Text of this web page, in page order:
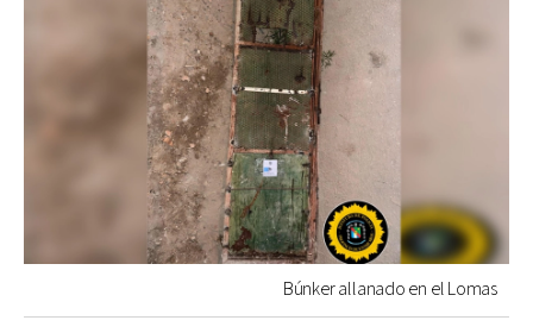
Búnker allanado en el Lomas